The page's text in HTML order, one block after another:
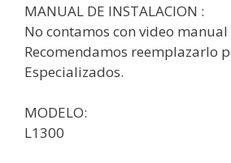
MANUAL DE INSTALACION :
No contamos con video manual
Recomendamos reemplazarlo
Especializados.
MODELO:
L1300